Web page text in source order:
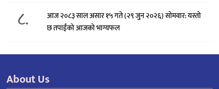
८.
आज २०८३ साल असार १५ गते (२९ जुन २०२६) साेमवार: यस्तो
छ तपाईंको आजको भाग्यफल
About Us